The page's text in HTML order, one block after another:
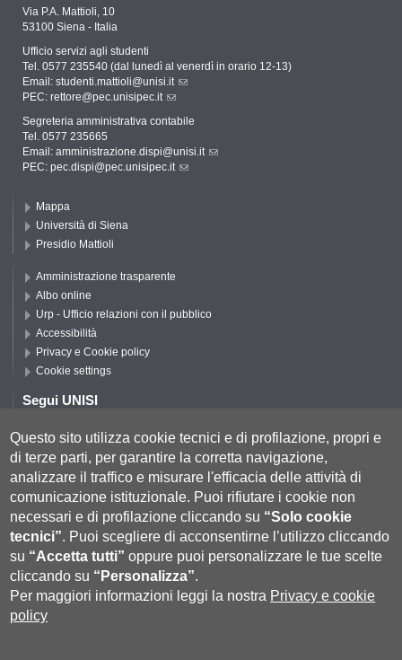
Via P.A. Mattioli, 10
53100 Siena - Italia
Ufficio servizi agli studenti
Tel. 0577 235540 (dal lunedì al venerdì in orario 12-13)
Email: studenti.mattioli@unisi.it
PEC: rettore@pec.unisipec.it
Segreteria amministrativa contabile
Tel. 0577 235665
Email: amministrazione.dispi@unisi.it
PEC: pec.dispi@pec.unisipec.it
Mappa
Università di Siena
Presidio Mattioli
Amministrazione trasparente
Albo online
Urp - Ufficio relazioni con il pubblico
Accessibilità
Privacy e Cookie policy
Cookie settings
Segui UNISI
Segui DISPI
Questo sito utilizza cookie tecnici e di profilazione, propri e
di terze parti, per garantire la corretta navigazione,
analizzare il traffico e misurare l'efficacia delle attività di
comunicazione istituzionale. Puoi rifiutare i cookie non
necessari e di profilazione cliccando su “Solo cookie
tecnici”. Puoi scegliere di acconsentirne l’utilizzo cliccando
su “Accetta tutti” oppure puoi personalizzare le tue scelte
cliccando su “Personalizza”.
Per maggiori informazioni leggi la nostra Privacy e cookie
policy